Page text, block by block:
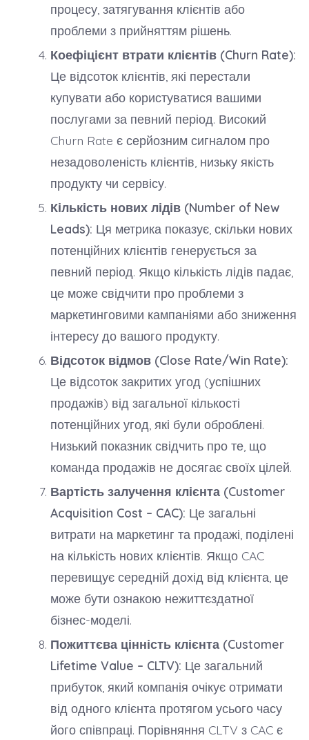
процесу, затягування клієнтів або
проблеми з прийняттям рішень.
Коефіцієнт втрати клієнтів (Churn Rate):
Це відсоток клієнтів, які перестали
купувати або користуватися вашими
послугами за певний період. Високий
Churn Rate є серйозним сигналом про
незадоволеність клієнтів, низьку якість
продукту чи сервісу.
Кількість нових лідів (Number of New
Leads): Ця метрика показує, скільки нових
потенційних клієнтів генерується за
певний період. Якщо кількість лідів падає,
це може свідчити про проблеми з
маркетинговими кампаніями або зниження
інтересу до вашого продукту.
Відсоток відмов (Close Rate/Win Rate):
Це відсоток закритих угод (успішних
продажів) від загальної кількості
потенційних угод, які були оброблені.
Низький показник свідчить про те, що
команда продажів не досягає своїх цілей.
Вартість залучення клієнта (Customer
Acquisition Cost – CAC): Це загальні
витрати на маркетинг та продажі, поділені
на кількість нових клієнтів. Якщо CAC
перевищує середній дохід від клієнта, це
може бути ознакою нежиттєздатної
бізнес-моделі.
Пожиттєва цінність клієнта (Customer
Lifetime Value – CLTV): Це загальний
прибуток, який компанія очікує отримати
від одного клієнта протягом усього часу
його співпраці. Порівняння CLTV з CAC є